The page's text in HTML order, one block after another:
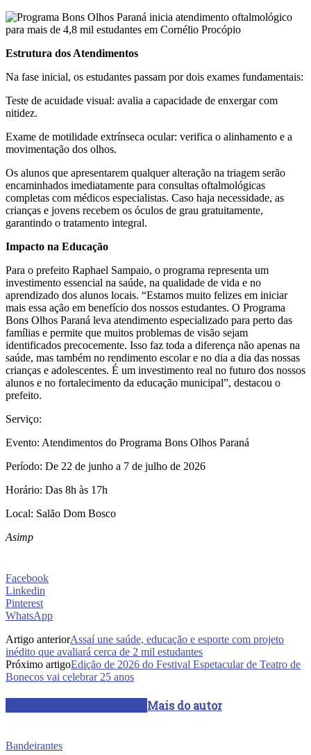
Estrutura dos Atendimentos
Na fase inicial, os estudantes passam por dois exames fundamentais:
Teste de acuidade visual: avalia a capacidade de enxergar com
nitidez.
Exame de motilidade extrínseca ocular: verifica o alinhamento e a
movimentação dos olhos.
Os alunos que apresentarem qualquer alteração na triagem serão
encaminhados imediatamente para consultas oftalmológicas
completas com médicos especialistas. Caso haja necessidade, as
crianças e jovens recebem os óculos de grau gratuitamente,
garantindo o tratamento integral.
Impacto na Educação
Para o prefeito Raphael Sampaio, o programa representa um
investimento essencial na saúde, na qualidade de vida e no
aprendizado dos alunos locais. “Estamos muito felizes em iniciar
mais essa ação em benefício dos nossos estudantes. O Programa
Bons Olhos Paraná leva atendimento especializado para perto das
famílias e permite que muitos problemas de visão sejam
identificados precocemente. Isso faz toda a diferença não apenas na
saúde, mas também no rendimento escolar e no dia a dia das nossas
crianças e adolescentes. É um investimento real no futuro dos nossos
alunos e no fortalecimento da educação municipal”, destacou o
prefeito.
Serviço:
Evento: Atendimentos do Programa Bons Olhos Paraná
Período: De 22 de junho a 7 de julho de 2026
Horário: Das 8h às 17h
Local: Salão Dom Bosco
Asimp
Facebook
Linkedin
Pinterest
WhatsApp
Artigo anteriorAssaí une saúde, educação e esporte com projeto
inédito que avaliará cerca de 2 mil estudantes
Próximo artigoEdição de 2026 do Festival Espetacular de Teatro de
Bonecos vai celebrar 25 anos
Mais do autor
Bandeirantes